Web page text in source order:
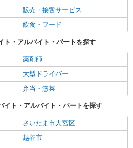
販売・接客サービス
飲食・フード
ト・アルバイト・パートを探す
薬剤師
大型ドライバー
弁当・惣菜
イト・アルバイト・パートを探す
さいたま市大宮区
越谷市